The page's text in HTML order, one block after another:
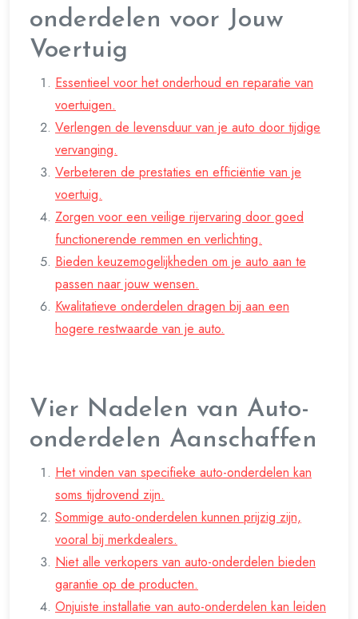
onderdelen voor Jouw
Voertuig
Essentieel voor het onderhoud en reparatie van
voertuigen.
Verlengen de levensduur van je auto door tijdige
vervanging.
Verbeteren de prestaties en efficiëntie van je
voertuig.
Zorgen voor een veilige rijervaring door goed
functionerende remmen en verlichting.
Bieden keuzemogelijkheden om je auto aan te
passen naar jouw wensen.
Kwalitatieve onderdelen dragen bij aan een
hogere restwaarde van je auto.
Vier Nadelen van Auto-
onderdelen Aanschaffen
Het vinden van specifieke auto-onderdelen kan
soms tijdrovend zijn.
Sommige auto-onderdelen kunnen prijzig zijn,
vooral bij merkdealers.
Niet alle verkopers van auto-onderdelen bieden
garantie op de producten.
Onjuiste installatie van auto-onderdelen kan leiden